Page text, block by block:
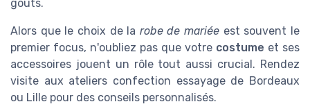
goûts.
Alors que le choix de la robe de mariée est souvent le
premier focus, n'oubliez pas que votre costume et ses
accessoires jouent un rôle tout aussi crucial. Rendez
visite aux ateliers confection essayage de Bordeaux
ou Lille pour des conseils personnalisés.